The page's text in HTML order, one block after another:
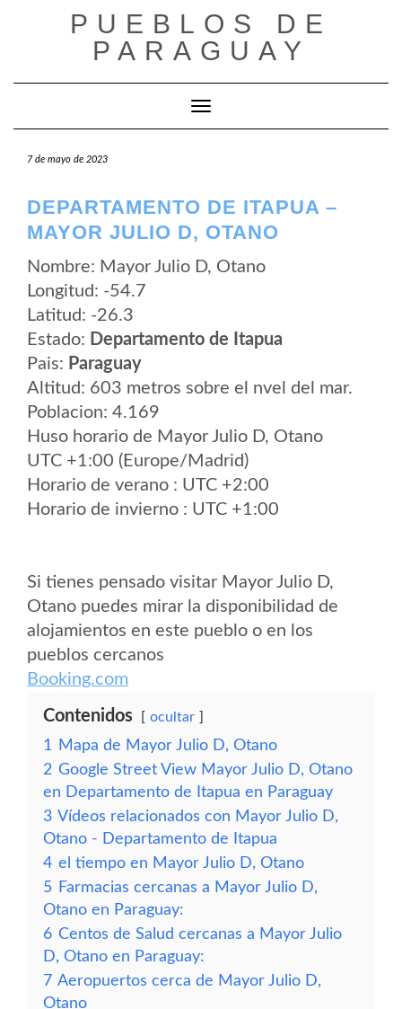
PUEBLOS DE
PARAGUAY
Cambiar modo de navegación
7 de mayo de 2023
DEPARTAMENTO DE ITAPUA –
MAYOR JULIO D, OTANO
Nombre: Mayor Julio D, Otano
Longitud: -54.7
Latitud: -26.3
Estado: Departamento de Itapua
Pais: Paraguay
Altitud: 603 metros sobre el nvel del mar.
Poblacion: 4.169
Huso horario de Mayor Julio D, Otano
UTC +1:00 (Europe/Madrid)
Horario de verano : UTC +2:00
Horario de invierno : UTC +1:00
Si tienes pensado visitar Mayor Julio D,
Otano puedes mirar la disponibilidad de
alojamientos en este pueblo o en los
pueblos cercanos
Booking.com
Contenidos ocultar
1
Mapa de Mayor Julio D, Otano
2 Google Street View Mayor Julio D, Otano
en Departamento de Itapua en Paraguay
3 Vídeos relacionados con Mayor Julio D,
Otano - Departamento de Itapua
4 el tiempo en Mayor Julio D, Otano
5 Farmacias cercanas a Mayor Julio D,
Otano en Paraguay:
6 Centos de Salud cercanas a Mayor Julio
D, Otano en Paraguay:
7 Aeropuertos cerca de Mayor Julio D,
Otano